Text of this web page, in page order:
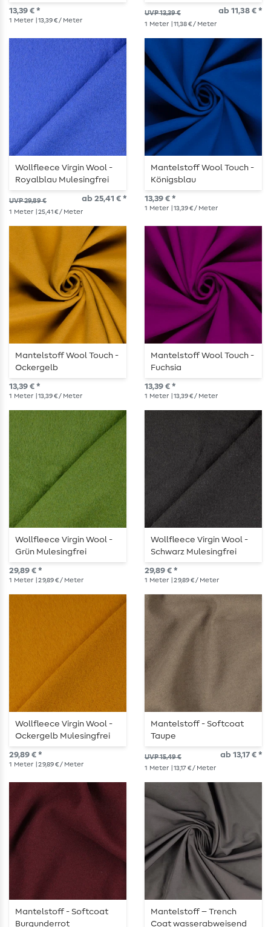
13,39 € *
1 Meter | 13,39 € / Meter
UVP 13,39 € ab 11,38 € *
1 Meter | 11,38 € / Meter
Wollfleece Virgin Wool -
Royalblau Mulesingfrei
UVP 29,89 € ab 25,41 € *
1 Meter | 25,41 € / Meter
Mantelstoff Wool Touch -
Königsblau
13,39 € *
1 Meter | 13,39 € / Meter
Mantelstoff Wool Touch -
Ockergelb
13,39 € *
1 Meter | 13,39 € / Meter
Mantelstoff Wool Touch -
Fuchsia
13,39 € *
1 Meter | 13,39 € / Meter
Wollfleece Virgin Wool -
Grün Mulesingfrei
29,89 € *
1 Meter | 29,89 € / Meter
Wollfleece Virgin Wool -
Schwarz Mulesingfrei
29,89 € *
1 Meter | 29,89 € / Meter
Wollfleece Virgin Wool -
Ockergelb Mulesingfrei
29,89 € *
1 Meter | 29,89 € / Meter
Mantelstoff - Softcoat
Taupe
UVP 15,49 € ab 13,17 € *
1 Meter | 13,17 € / Meter
Mantelstoff - Softcoat
Burgunderrot
Mantelstoff – Trench
Coat wasserabweisend